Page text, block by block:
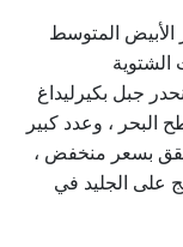
المتوسط
جبل بكيرليداغ
سطح البحر ، وعدد كبير
بسعر منخفض ،
على الجليد في